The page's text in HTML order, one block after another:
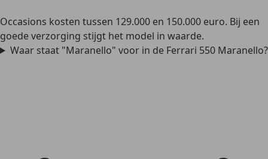
Occasions kosten tussen 129.000 en 150.000 euro. Bij een
goede verzorging stijgt het model in waarde.
Waar staat "Maranello" voor in de Ferrari 550 Maranello?